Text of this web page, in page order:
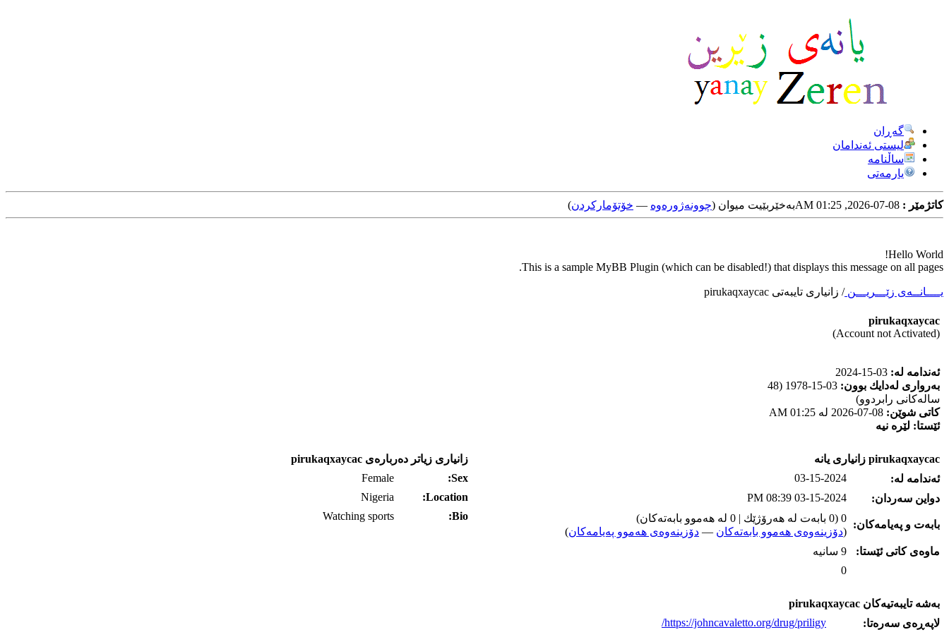
گه‌ڕان
لیستی ئه‌ندامان
ساڵنامه
یارمه‌تی
کاتژمێر : به‌خێربێیت میوان (چوونه‌ژوره‌وه‌ — خۆتۆمارکردن)
Hello World!
This is a sample MyBB Plugin (which can be disabled!) that displays this message on all pages.
یــــانــه‌ی زێـــریـــن/ زانیاری تایبه‌تی pirukaqxaycac
pirukaqxaycac
(Account not Activated)
ئه‌ندامه‌ له‌:
به‌رواری له‌دایك بوون:
03-15-1978 (48
ساله‌كانی رابردوو)
كاتی شوێن:
ئێستا: لێره‌ نیه‌
pirukaqxaycac زانیاری یانه‌
ئه‌ندامه‌ له‌:
03-15-2024
دواین سه‌ردان:
03-15-2024 08:39 PM
بابه‌ت و په‌یامه‌کان:
0 (0 بابه‌ت له‌ هه‌رۆژێك | 0 له‌ هه‌موو بابه‌ته‌كان)
(دۆزینه‌وه‌ی هه‌موو بابه‌ته‌کان — دۆزینه‌وه‌ی هه‌موو په‌یامه‌کان)
ماوه‌ی كاتی ئێستا:
9 سانیه‌
0
به‌شه‌ تایبه‌تیه‌کان pirukaqxaycac
لاپه‌ڕه‌ی سه‌ره‌تا:
https://johncavaletto.org/drug/priligy/
زانیاری زیاتر ده‌رباره‌ی pirukaqxaycac
Sex:
Female
Location:
Nigeria
Bio:
Watching sports